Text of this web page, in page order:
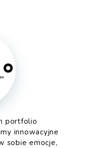
portfolio
innowacyjne
sobie emocje,